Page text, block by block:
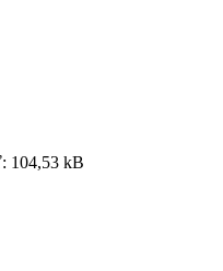
104,53 kB